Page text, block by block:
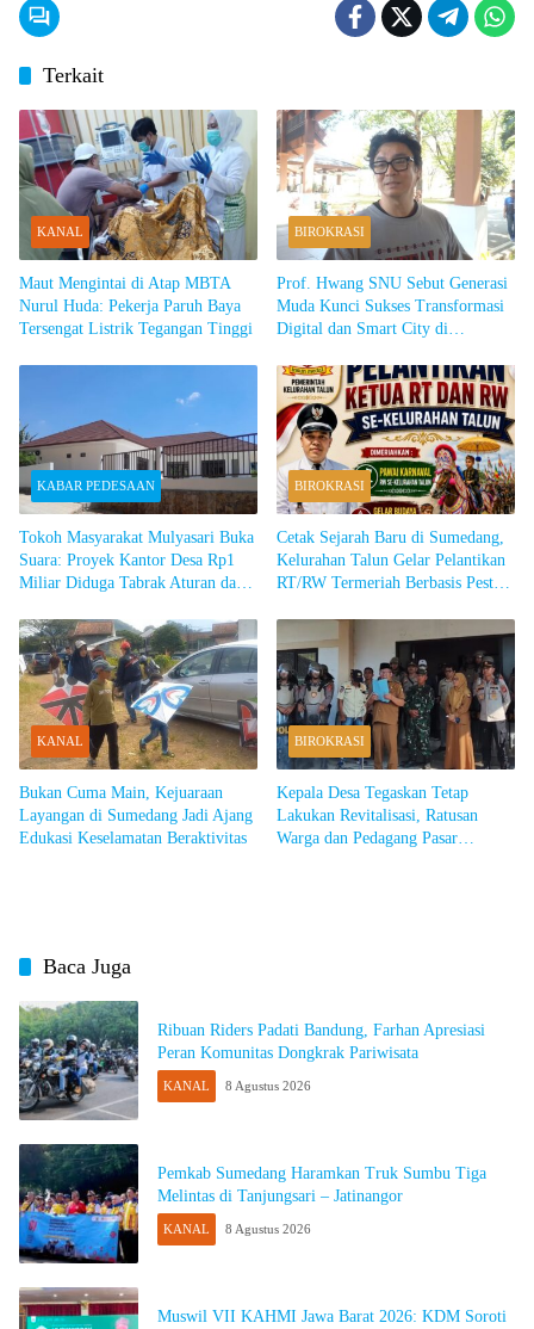
Terkait
KANAL
Maut Mengintai di Atap MBTA
Nurul Huda: Pekerja Paruh Baya
Tersengat Listrik Tegangan Tinggi
BIROKRASI
Prof. Hwang SNU Sebut Generasi
Muda Kunci Sukses Transformasi
Digital dan Smart City di
KABAR PEDESAAN
Tokoh Masyarakat Mulyasari Buka
Suara: Proyek Kantor Desa Rp1
Miliar Diduga Tabrak Aturan dan
BIROKRASI
Cetak Sejarah Baru di Sumedang,
Kelurahan Talun Gelar Pelantikan
RT/RW Termeriah Berbasis Pesta
KANAL
Bukan Cuma Main, Kejuaraan
Layangan di Sumedang Jadi Ajang
Edukasi Keselamatan Beraktivitas
BIROKRASI
Kepala Desa Tegaskan Tetap
Lakukan Revitalisasi, Ratusan
Warga dan Pedagang Pasar
Baca Juga
Ribuan Riders Padati Bandung, Farhan Apresiasi
Peran Komunitas Dongkrak Pariwisata
KANAL 8 Agustus 2026
Pemkab Sumedang Haramkan Truk Sumbu Tiga
Melintas di Tanjungsari – Jatinangor
KANAL 8 Agustus 2026
Muswil VII KAHMI Jawa Barat 2026: KDM Soroti